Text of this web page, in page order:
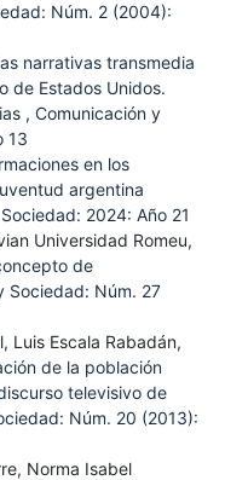
Núm. 2 (2004):
narrativas transmedia
de Estados Unidos.
, Comunicación y
13
en los
argentina
2024: Año 21
Universidad Romeu,
de
Sociedad: Núm. 27
Luis Escala Rabadán,
de la población
televisivo de
Núm. 20 (2013):
Norma Isabel